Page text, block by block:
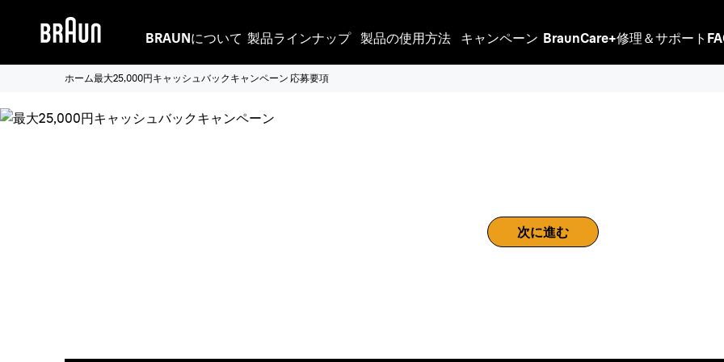
BRAUNについて 製品ラインナップ 製品の使用方法 キャンペーン BraunCare+修理＆サポート
ホーム最大25,000円キャッシュバックキャンペーン 応募要項
次に進む